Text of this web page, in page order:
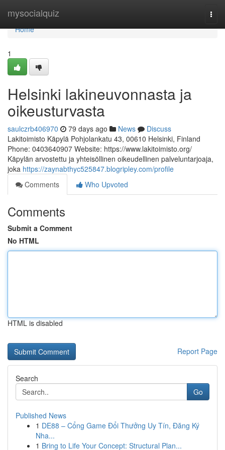
mysocialquiz
Home
Home
1
Helsinki lakineuvonnasta ja
oikeusturvasta
saulczrb406970 79 days ago News
Discuss
Lakitoimisto Käpylä Pohjolankatu 43, 00610 Helsinki, Finland
Phone: 0403640907 Website: https://www.lakitoimisto.org/
Käpylän arvostettu ja yhteisöllinen oikeudellinen palveluntarjoaja,
joka https://zaynabthyc525847.blogripley.com/profile
Comments
Who Upvoted
Comments
Submit a Comment
No HTML
HTML is disabled
Report Page
Search
Go
Published News
1 DE88 – Cổng Game Đổi Thưởng Uy Tín, Đăng Ký
Nha...
1 Bring to Life Your Concept: Structural Plan...